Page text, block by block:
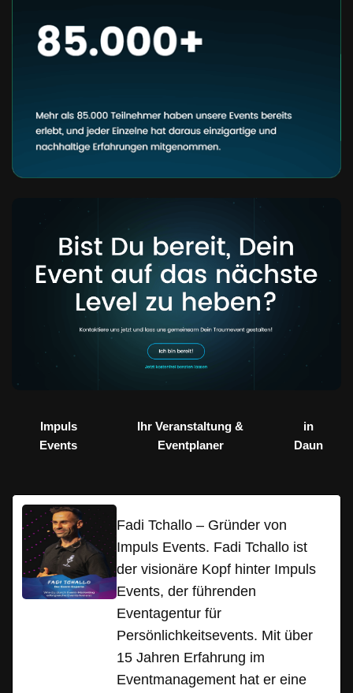
Impuls
Events
Ihr Veranstaltung &
Eventplaner
in
Daun
Fadi Tchallo – Gründer von
Impuls Events. Fadi Tchallo ist
der visionäre Kopf hinter Impuls
Events, der führenden
Eventagentur für
Persönlichkeitsevents. Mit über
15 Jahren Erfahrung im
Eventmanagement hat er eine